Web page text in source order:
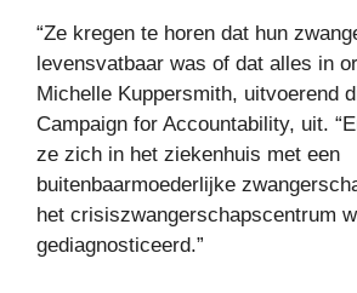
“Ze kregen te horen dat hun
levensvatbaar was of dat alles in
Michelle Kuppersmith, uitvoerend
Campaign for Accountability, uit.
ze zich in het ziekenhuis met een
buitenbaarmoederlijke
het crisiszwangerschapscentrum
gediagnosticeerd.”